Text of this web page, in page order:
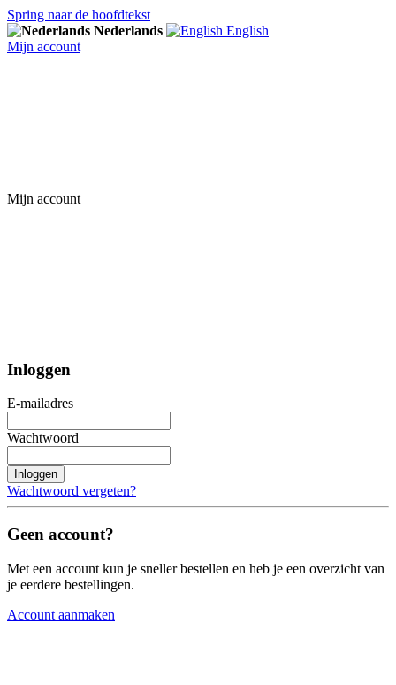
Spring naar de hoofdtekst
Nederlands
English
Mijn account
Mijn account
Inloggen
E-mailadres
Wachtwoord
Inloggen
Wachtwoord vergeten?
Geen account?
Met een account kun je sneller bestellen en heb je een overzicht van
je eerdere bestellingen.
Account aanmaken